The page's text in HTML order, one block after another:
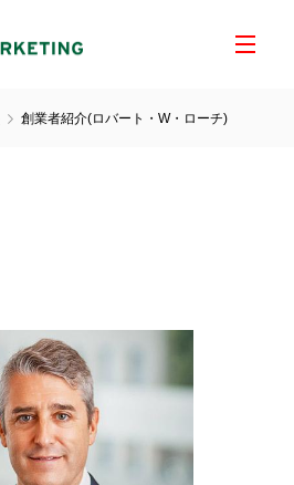
創業者紹介(ロバート・W・ローチ)